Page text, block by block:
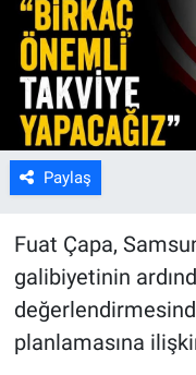
Paylaş
Fuat Çapa,
galibiyetinin
planlamasına
Bilim ve
Genel